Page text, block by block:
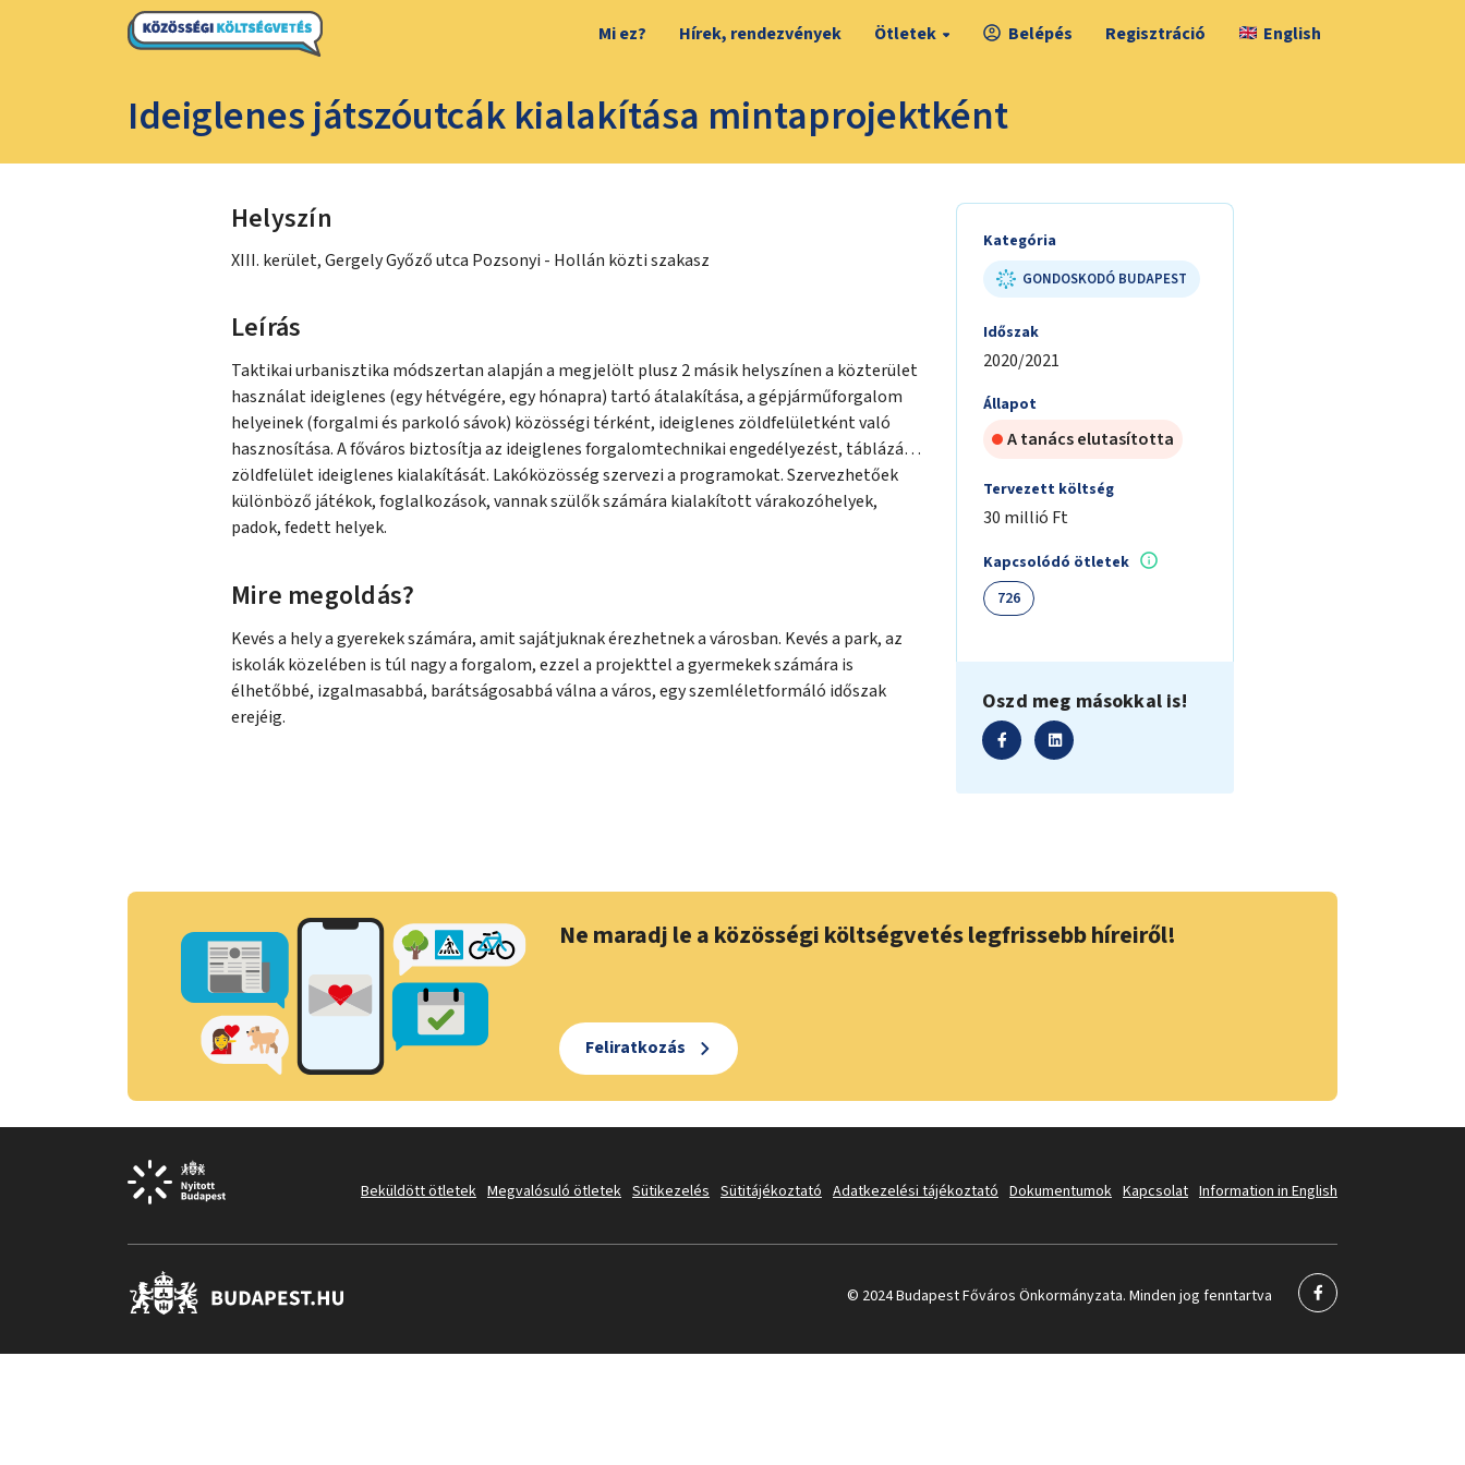
Mi ez? Hírek, rendezvények Ötletek Belépés Regisztráció English
Ideiglenes játszóutcák kialakítása mintaprojektként
Helyszín
XIII. kerület, Gergely Győző utca Pozsonyi - Hollán közti szakasz
Leírás
Taktikai urbanisztika módszertan alapján a megjelölt plusz 2 másik helyszínen a közterület
használat ideiglenes (egy hétvégére, egy hónapra) tartó átalakítása, a gépjárműforgalom
helyeinek (forgalmi és parkoló sávok) közösségi térként, ideiglenes zöldfelületként való
hasznosítása. A főváros biztosítja az ideiglenes forgalomtechnikai engedélyezést, táblázást,
zöldfelület ideiglenes kialakítását. Lakóközösség szervezi a programokat. Szervezhetőek
különböző játékok, foglalkozások, vannak szülők számára kialakított várakozóhelyek,
padok, fedett helyek.
Mire megoldás?
Kevés a hely a gyerekek számára, amit sajátjuknak érezhetnek a városban. Kevés a park, az
iskolák közelében is túl nagy a forgalom, ezzel a projekttel a gyermekek számára is
élhetőbbé, izgalmasabbá, barátságosabbá válna a város, egy szemléletformáló időszak
erejéig.
Kategória
GONDOSKODÓ BUDAPEST
Időszak
2020/2021
Állapot
A tanács elutasította
Tervezett költség
30 millió Ft
Kapcsolódó ötletek
726
Oszd meg másokkal is!
Ne maradj le a közösségi költségvetés legfrissebb híreiről!
Feliratkozás
Beküldött ötletek Megvalósuló ötletek Sütikezelés Sütitájékoztató Adatkezelési tájékoztató Dokumentumok Kapcsolat Information in English
© 2024 Budapest Főváros Önkormányzata. Minden jog fenntartva